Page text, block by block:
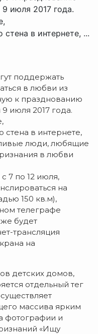
июля 2017 года.
в интернете, ...
поддержать
в любви из
к празднованию
июля 2017 года.
в интернете,
люди, любящие
в любви
7 по 12 июля,
на
150 кв.м),
телеграфе
будет
трансляция
на
детских домов,
отдельный тег
массива ярким
фотографии и
«Ищу